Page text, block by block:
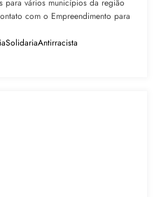
com o Empreendimento para